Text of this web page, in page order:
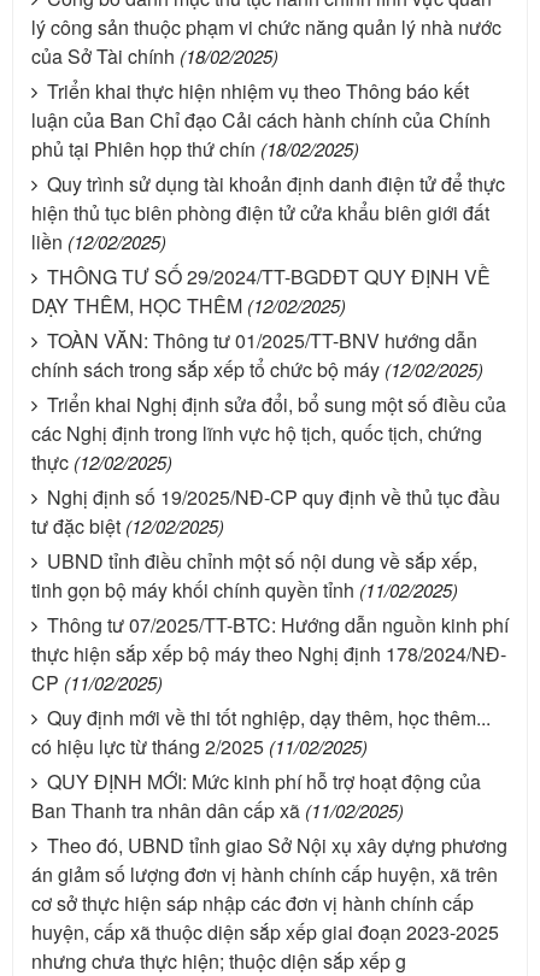
lý công sản thuộc phạm vi chức năng quản lý nhà nước
của Sở Tài chính (18/02/2025)
Triển khai thực hiện nhiệm vụ theo Thông báo kết
luận của Ban Chỉ đạo Cải cách hành chính của Chính
phủ tại Phiên họp thứ chín (18/02/2025)
Quy trình sử dụng tài khoản định danh điện tử để thực
hiện thủ tục biên phòng điện tử cửa khẩu biên giới đất
liền (12/02/2025)
THÔNG TƯ SỐ 29/2024/TT-BGDĐT QUY ĐỊNH VỀ
DẠY THÊM, HỌC THÊM (12/02/2025)
TOÀN VĂN: Thông tư 01/2025/TT-BNV hướng dẫn
chính sách trong sắp xếp tổ chức bộ máy (12/02/2025)
Triển khai Nghị định sửa đổi, bổ sung một số điều của
các Nghị định trong lĩnh vực hộ tịch, quốc tịch, chứng
thực (12/02/2025)
Nghị định số 19/2025/NĐ-CP quy định về thủ tục đầu
tư đặc biệt (12/02/2025)
UBND tỉnh điều chỉnh một số nội dung về sắp xếp,
tinh gọn bộ máy khối chính quyền tỉnh (11/02/2025)
Thông tư 07/2025/TT-BTC: Hướng dẫn nguồn kinh phí
thực hiện sắp xếp bộ máy theo Nghị định 178/2024/NĐ-
CP (11/02/2025)
Quy định mới về thi tốt nghiệp, dạy thêm, học thêm...
có hiệu lực từ tháng 2/2025 (11/02/2025)
QUY ĐỊNH MỚI: Mức kinh phí hỗ trợ hoạt động của
Ban Thanh tra nhân dân cấp xã (11/02/2025)
Theo đó, UBND tỉnh giao Sở Nội xụ xây dựng phương
án giảm số lượng đơn vị hành chính cấp huyện, xã trên
cơ sở thực hiện sáp nhập các đơn vị hành chính cấp
huyện, cấp xã thuộc diện sắp xếp giai đoạn 2023-2025
nhưng chưa thực hiện; thuộc diện sắp xếp g